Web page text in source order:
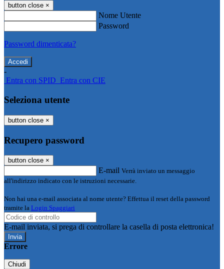
button close ×
Nome Utente
Password
Password dimenticata?
-
Entra con SPID Entra con CIE
Seleziona utente
button close ×
Recupero password
button close ×
E-mail Verrà inviato un messaggio
all'indirizzo indicato con le istruzioni necessarie.
Non hai una e-mail associata al nome utente? Effettua il reset della password
tramite la Login Spaggiari
E-mail inviata, si prega di controllare la casella di posta elettronica!
Errore
Chiudi